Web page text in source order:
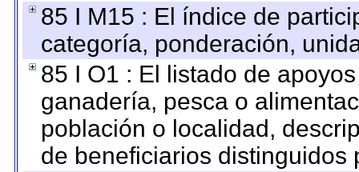
85 I M15 : El índice de
categoría, ponderación,
85 I O1 : El listado de
ganadería, pesca o
población o localidad,
de beneficiarios distinguidos